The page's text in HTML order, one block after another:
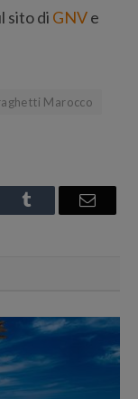
sito di GNVe
Marocco
Tumblr Email